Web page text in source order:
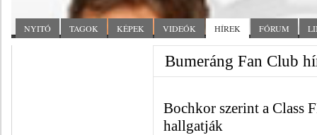
NYITÓ TAGOK KÉPEK VIDEÓK HÍREK FÓRUM
Bumeráng Fan Club
Bochkor szerint a Class
hallgatják